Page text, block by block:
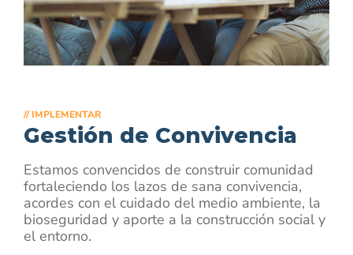
// IMPLEMENTAR
Gestión de Convivencia
Estamos convencidos de construir comunidad
fortaleciendo los lazos de sana convivencia,
acordes con el cuidado del medio ambiente, la
bioseguridad y aporte a la construcción social y
el entorno.